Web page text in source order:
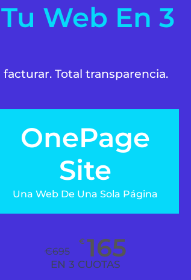
Web En 3
Total transparencia.
OnePage
Site
Una Web De Una Sola Página
€695
€ 165
EN 3 CUOTAS